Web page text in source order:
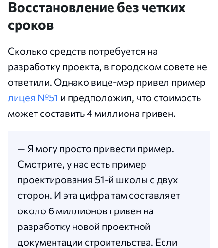
Восстановление без четких
сроков
Сколько средств потребуется на
разработку проекта, в городском совете не
ответили. Однако вице-мэр привел пример
лицея №51 и предположил, что стоимость
может составить 4 миллиона гривен.
— Я могу просто привести пример.
Смотрите, у нас есть пример
проектирования 51-й школы с двух
сторон. И эта цифра там составляет
около 6 миллионов гривен на
разработку новой проектной
документации строительства. Если